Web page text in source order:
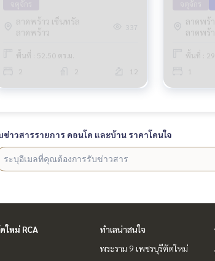
ลาดพร้าว เซ็นทรัล
ลาดพร้าว
337
พื้นที่ : 52.50 ตร.ม.
2
2 12
ลาดพร้
ลาดพร้
พื้นที่ :
1
ข่าวสารรายการ คอนโด และบ้าน ราคาโดนใจ
หม่ RCA
ทำเลน่าสนใจ
พระราม 9 เพชรบุรีตัดใหม่